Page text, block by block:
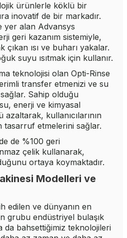
ürünlerle köklü bir
inovatif de bir markadır.
yer alan Advansys
geri kazanım sistemiyle,
ısı ve buharı yakalar.
suyu ısıtmak için kullanır.
teknolojisi olan Opti-Rinse
transfer etmenizi ve su
Sahip olduğu
enerji ve kimyasal
kullanıcılarının
tasarruf etmelerini sağlar.
de %100 geri
çelik kullanarak,
ortaya koymaktadır.
Modelleri ve
edilen ve dünyanın en
grubu endüstriyel bulaşık
da bahsettiğimiz teknolojileri